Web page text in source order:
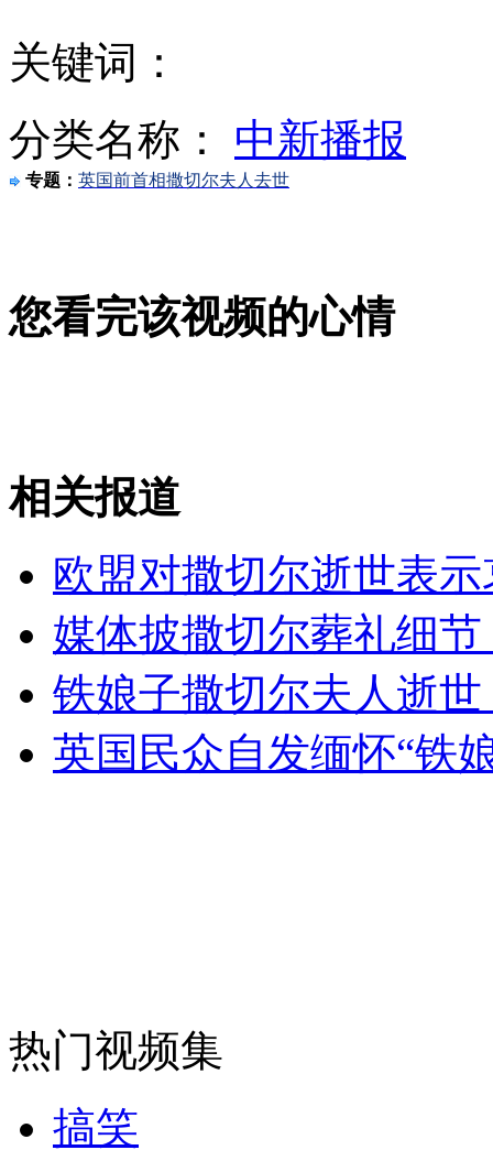
山西运城恶犬咬伤多人 警民合力深夜将其击毙
外交部：有关国家言论片面不公正
安徽一实载49人客车翻车
走！跟着总书记去植树
司机酒驾遇交警 急速倒车逃窜
关键词：
分类名称： 中新播报
专题： 英国前首相撒切尔夫人去世
您看完该视频的心情
相关报道
欧盟对撒切尔逝世表
媒体披撒切尔葬礼细
铁娘子撒切尔夫人逝
英国民众自发缅怀“铁
热门视频集
搞笑